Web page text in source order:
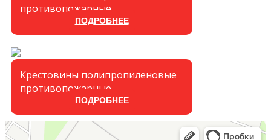
противопожарные
ПОДРОБНЕЕ
Крестовины полипропиленовые
противопожарные
ПОДРОБНЕЕ